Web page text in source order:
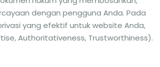
dengan pengguna Anda. Pada
yang efektif untuk website Anda,
Authoritativeness, Trustworthiness).